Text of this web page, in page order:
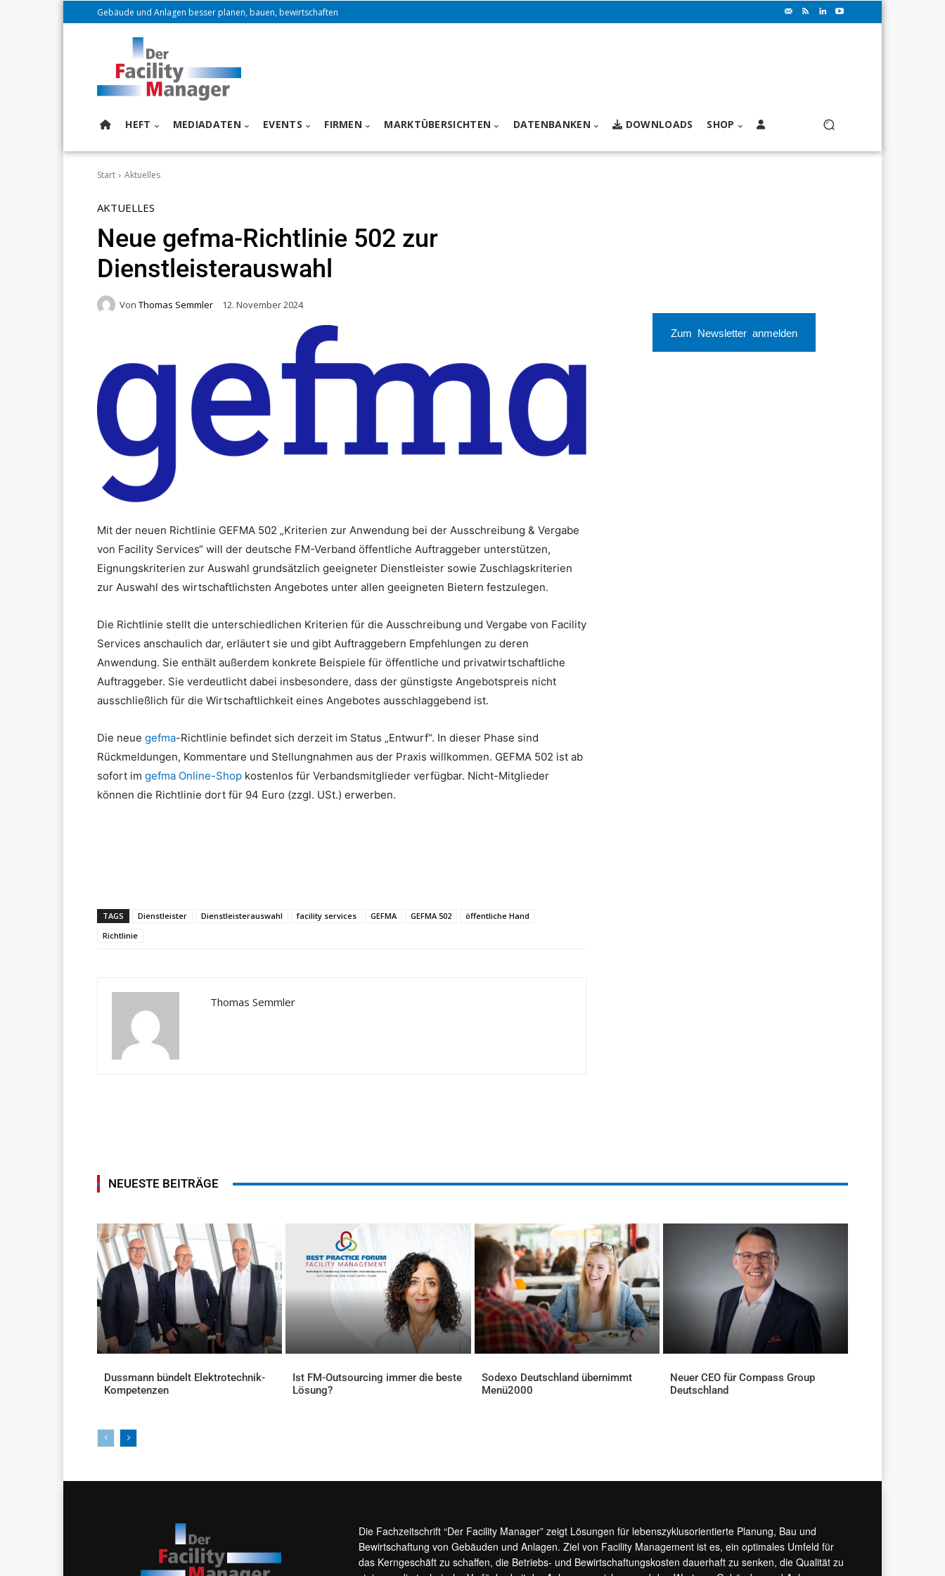
Gebäude und Anlagen besser planen, bauen, bewirtschaften
HEFT MEDIADATEN EVENTS FIRMEN MARKTÜBERSICHTEN DATENBANKEN DOWNLOADS SHOP
Start Aktuelles
AKTUELLES
Neue gefma-Richtlinie 502 zur
Dienstleisterauswahl
Von Thomas Semmler 12. November 2024
Mit der neuen Richtlinie GEFMA 502 „Kriterien zur Anwendung bei der Ausschreibung & Vergabe
von Facility Services“ will der deutsche FM-Verband öffentliche Auftraggeber unterstützen,
Eignungskriterien zur Auswahl grundsätzlich geeigneter Dienstleister sowie Zuschlagskriterien
zur Auswahl des wirtschaftlichsten Angebotes unter allen geeigneten Bietern festzulegen.
Die Richtlinie stellt die unterschiedlichen Kriterien für die Ausschreibung und Vergabe von Facility
Services anschaulich dar, erläutert sie und gibt Auftraggebern Empfehlungen zu deren
Anwendung. Sie enthält außerdem konkrete Beispiele für öffentliche und privatwirtschaftliche
Auftraggeber. Sie verdeutlicht dabei insbesondere, dass der günstigste Angebotspreis nicht
ausschließlich für die Wirtschaftlichkeit eines Angebotes ausschlaggebend ist.
Die neue gefma-Richtlinie befindet sich derzeit im Status „Entwurf“. In dieser Phase sind
Rückmeldungen, Kommentare und Stellungnahmen aus der Praxis willkommen. GEFMA 502 ist ab
sofort im gefma Online-Shop kostenlos für Verbandsmitglieder verfügbar. Nicht-Mitglieder
können die Richtlinie dort für 94 Euro (zzgl. USt.) erwerben.
TAGS Dienstleister Dienstleisterauswahl facility services GEFMA GEFMA 502
öffentliche Hand
Richtlinie
Thomas Semmler
Zum Newsletter anmelden
NEUESTE BEITRÄGE
Dussmann bündelt Elektrotechnik-
Kompetenzen
Ist FM-Outsourcing immer die beste
Lösung?
Sodexo Deutschland übernimmt
Menü2000
Neuer CEO für Compass Group
Deutschland
Die Fachzeitschrift “Der Facility Manager” zeigt Lösungen für lebenszyklusorientierte Planung, Bau und
Bewirtschaftung von Gebäuden und Anlagen. Ziel von Facility Management ist es, ein optimales Umfeld für
das Kerngeschäft zu schaffen, die Betriebs- und Bewirtschaftungskosten dauerhaft zu senken, die Qualität zu